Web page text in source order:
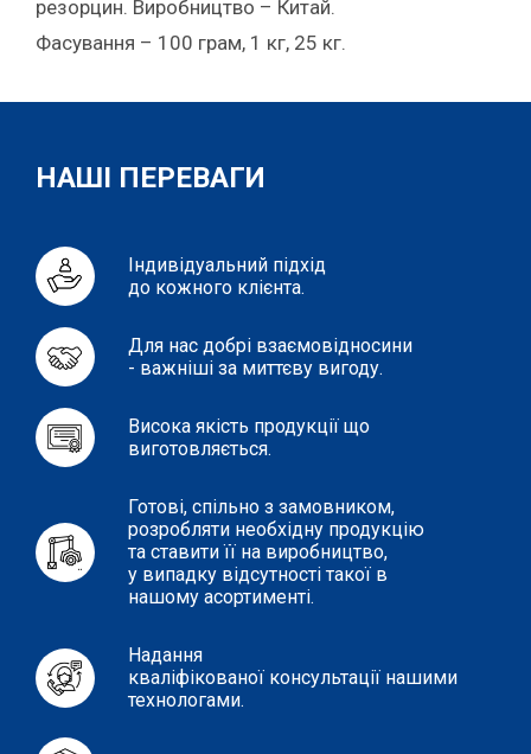
резорцин. Виробництво – Китай.
Фасування – 100 грам, 1 кг, 25 кг.
НАШІ ПЕРЕВАГИ
Індивідуальний підхід
до кожного клієнта.
Для нас добрі взаємовідносини
- важніші за миттєву вигоду.
Висока якість продукції що
виготовляється.
Готові, спільно з замовником,
розробляти необхідну продукцію
та ставити її на виробництво,
у випадку відсутності такої в
нашому асортименті.
Надання
кваліфікованої консультації нашими
технологами.